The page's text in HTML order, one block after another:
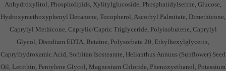
Anhydroxylitol, Phospholipids, Xylitylglucoside, Phosphatidylserine, Glucose,
Hydroxymethoxyphenyl Decanone, Tocopherol, Ascorbyl Palmitate, Dimethicone,
Caprylyl Methicone, Caprylic/Capric Triglyceride, Polyisobutene, Caprylyl
Glycol, Disodium EDTA, Betaine, Polysorbate 20, Ethylhexylglycerin,
Caprylhydroxamic Acid, Sorbitan Isostearate, Helianthus Annuus (Sunflower) Seed
Oil, Lecithin, Pentylene Glycol, Magnesium Chloride, Phenoxyethanol, Potassium